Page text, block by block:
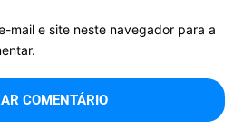
mail e site neste navegador para a